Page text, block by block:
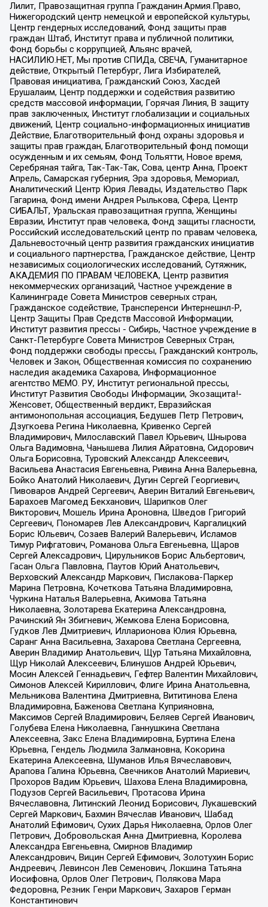
Лилит, Правозащитная группа Гражданин.Армия.Право,
Нижегородский центр немецкой и европейской культуры,
Центр гендерных исследований, Фонд защиты прав
граждан Штаб, Институт права и публичной политики,
Фонд борьбы с коррупцией, Альянс врачей,
НАСИЛИЮ.НЕТ, Мы против СПИДа, СВЕЧА, Гуманитарное
действие, Открытый Петербург, Лига Избирателей,
Правовая инициатива, Гражданский Союз, Хасдей
Ерушалаим, Центр поддержки и содействия развитию
средств массовой информации, Горячая Линия, В защиту
прав заключенных, Институт глобализации и социальных
движений, Центр социально-информационных инициатив
Действие, Благотворительный фонд охраны здоровья и
защиты прав граждан, Благотворительный фонд помощи
осужденным и их семьям, Фонд Тольятти, Новое время,
Серебряная тайга, Так-Так-Так, Сова, центр Анна, Проект
Апрель, Самарская губерния, Эра здоровья, Мемориал,
Аналитический Центр Юрия Левады, Издательство Парк
Гагарина, Фонд имени Андрея Рылькова, Сфера, Центр
СИБАЛЬТ, Уральская правозащитная группа, Женщины
Евразии, Институт прав человека, Фонд защиты гласности,
Российский исследовательский центр по правам человека,
Дальневосточный центр развития гражданских инициатив
и социального партнерства, Гражданское действие, Центр
независимых социологических исследований, Сутяжник,
АКАДЕМИЯ ПО ПРАВАМ ЧЕЛОВЕКА, Центр развития
некоммерческих организаций, Частное учреждение в
Калининграде Совета Министров северных стран,
Гражданское содействие, Трансперенси Интернешнл-Р,
Центр Защиты Прав Средств Массовой Информации,
Институт развития прессы - Сибирь, Частное учреждение в
Санкт-Петербурге Совета Министров Северных Стран,
Фонд поддержки свободы прессы, Гражданский контроль,
Человек и Закон, Общественная комиссия по сохранению
наследия академика Сахарова, Информационное
агентство МЕМО. РУ, Институт региональной прессы,
Институт Развития Свободы Информации, Экозащита!-
Женсовет, Общественный вердикт, Евразийская
антимонопольная ассоциация, Бедушев Петр Петрович,
Дзугкоева Регина Николаевна, Кривенко Сергей
Владимирович, Милославский Павел Юрьевич, Шнырова
Ольга Вадимовна, Чанышева Лилия Айратовна, Сидорович
Ольга Борисовна, Туровский Александр Алексеевич,
Васильева Анастасия Евгеньевна, Ривина Анна Валерьевна,
Бойко Анатолий Николаевич, Дугин Сергей Георгиевич,
Пивоваров Андрей Сергеевич, Аверин Виталий Евгеньевич,
Барахоев Магомед Бекханович, Шарипков Олег
Викторович, Мошель Ирина Ароновна, Шведов Григорий
Сергеевич, Пономарев Лев Александрович, Каргалицкий
Борис Юльевич, Созаев Валерий Валерьевич, Исламов
Тимур Рифгатович, Романова Ольга Евгеньевна, Щаров
Сергей Алексадрович, Цирульников Борис Альбертович,
Гасан Ольга Павловна, Паутов Юрий Анатольевич,
Верховский Александр Маркович, Пислакова-Паркер
Марина Петровна, Кочеткова Татьяна Владимировна,
Чуркина Наталья Валерьевна, Акимова Татьяна
Николаевна, Золотарева Екатерина Александровна,
Рачинский Ян Збигневич, Жемкова Елена Борисовна,
Гудков Лев Дмитриевич, Илларионова Юлия Юрьевна,
Саранг Анна Васильевна, Захарова Светлана Сергеевна,
Аверин Владимир Анатольевич, Щур Татьяна Михайловна,
Щур Николай Алексеевич, Блинушов Андрей Юрьевич,
Мосин Алексей Геннадьевич, Гефтер Валентин Михайлович,
Симонов Алексей Кириллович, Флиге Ирина Анатольевна,
Мельникова Валентина Дмитриевна, Вититинова Елена
Владимировна, Баженова Светлана Куприяновна,
Максимов Сергей Владимирович, Беляев Сергей Иванович,
Голубева Елена Николаевна, Ганнушкина Светлана
Алексеевна, Закс Елена Владимировна, Буртина Елена
Юрьевна, Гендель Людмила Залмановна, Кокорина
Екатерина Алексеевна, Шуманов Илья Вячеславович,
Арапова Галина Юрьевна, Свечников Анатолий Мариевич,
Прохоров Вадим Юрьевич, Шахова Елена Владимировна,
Подузов Сергей Васильевич, Протасова Ирина
Вячеславовна, Литинский Леонид Борисович, Лукашевский
Сергей Маркович, Бахмин Вячеслав Иванович, Шабад
Анатолий Ефимович, Сухих Дарья Николаевна, Орлов Олег
Петрович, Добровольская Анна Дмитриевна, Королева
Александра Евгеньевна, Смирнов Владимир
Александрович, Вицин Сергей Ефимович, Золотухин Борис
Андреевич, Левинсон Лев Семенович, Локшина Татьяна
Иосифовна, Орлов Олег Петрович, Полякова Мара
Федоровна, Резник Генри Маркович, Захаров Герман
Константинович